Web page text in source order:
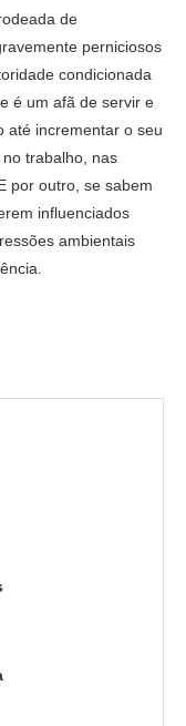
de
perniciosos
condicionada
é um afã de servir e
até incrementar o seu
trabalho, nas
por outro, se sabem
influenciados
ambientais